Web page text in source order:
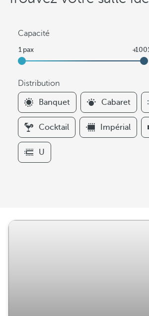
Capacité
Distribution
F
i
l
t
e
r
Banquet Cabaret
Cocktail Impérial
U